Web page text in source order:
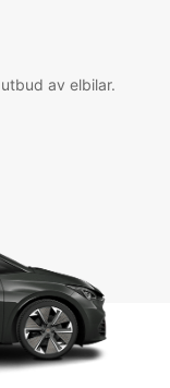
av elbilar.